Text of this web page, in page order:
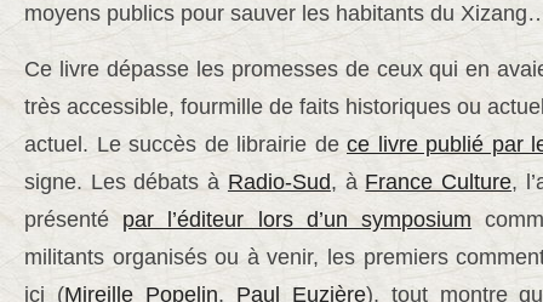
moyens publics pour sauver les habitants du
Ce livre dépasse les promesses de ceux qui en
très accessible, fourmille de faits historiques ou
actuel. Le succès de librairie dece livre publié par
signe. Les débats à Radio-Sud, à France Culture,
présenté par l’éditeur lors d’un symposium
militants organisés ou à venir, les premiers
ici (Mireille Popelin, Paul Euzière), tout montre